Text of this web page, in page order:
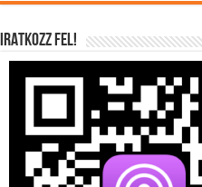
IRATKOZZ FEL!